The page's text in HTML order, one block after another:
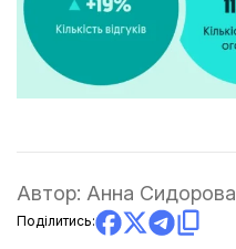
Автор: Анна Сидорова
Поділитись: